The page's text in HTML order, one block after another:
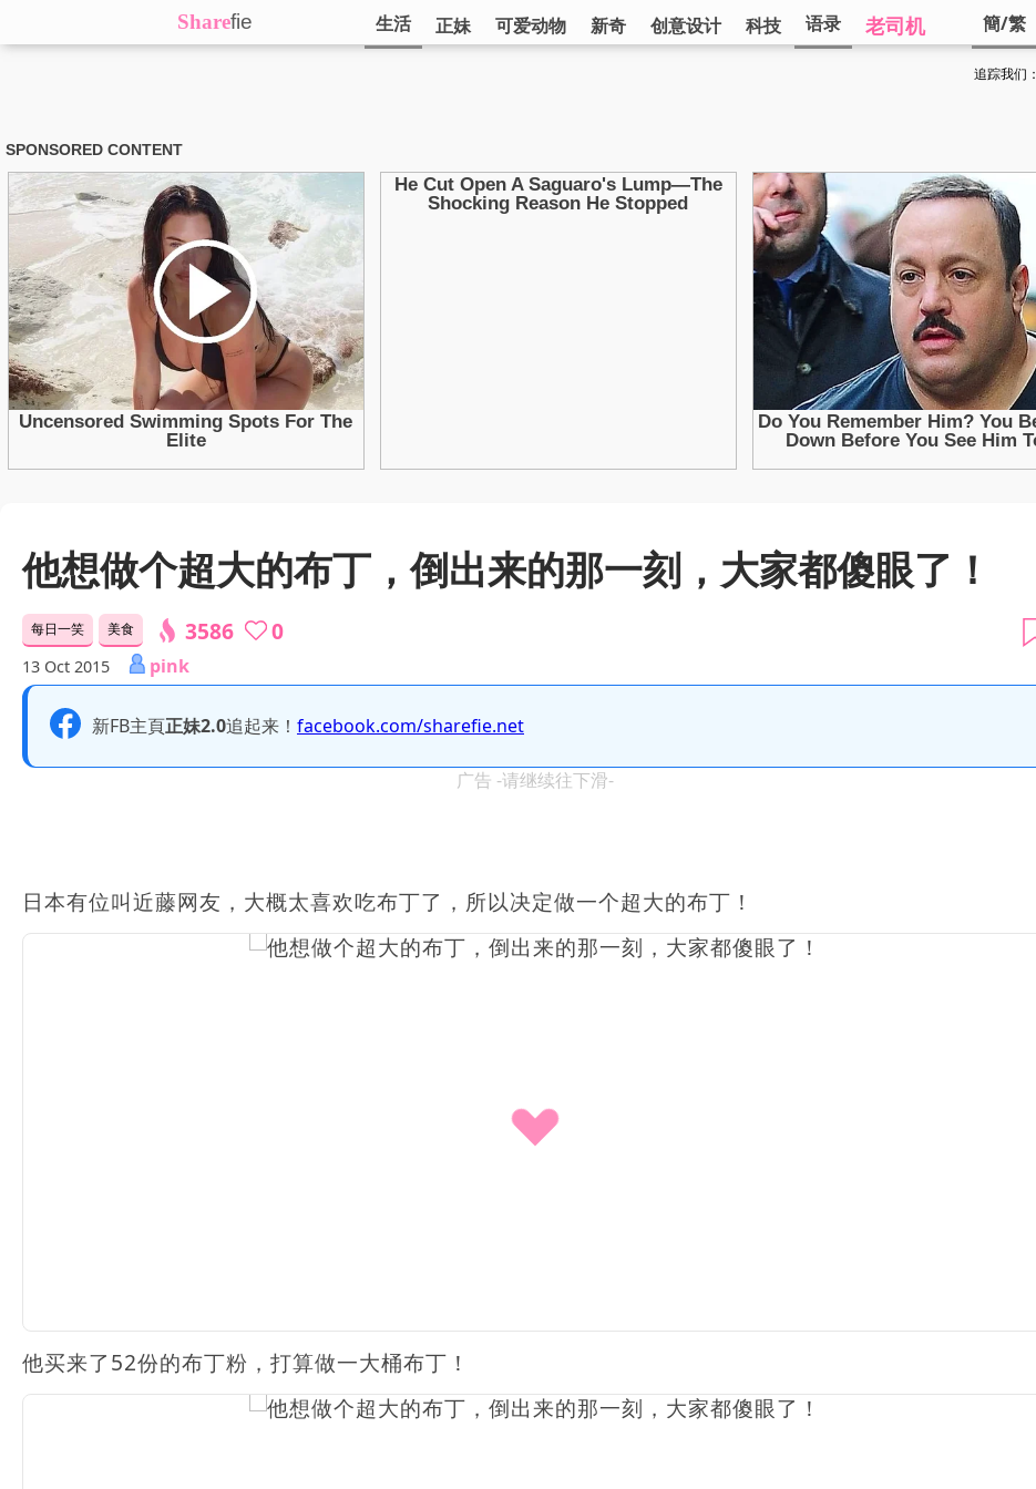
Sharefie 生活 正妹 可爱动物 新奇 创意设计 科技 语录 老司机 簡/繁
追踪我们：
他想做个超大的布丁，倒出来的那一刻，大家都傻眼了！
每日一笑 美食 3586 0
13 Oct 2015 pink
新FB主頁正妹2.0追起来！ facebook.com/sharefie.net
广告 -请继续往下滑-
日本有位叫近藤网友，大概太喜欢吃布丁了，所以决定做一个超大的布丁！
他买来了52份的布丁粉，打算做一大桶布丁！